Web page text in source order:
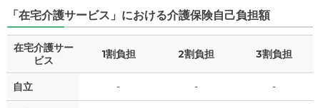
食費 ? 5.7 万円
水道・光熱費 0
?
家賃 5.2 万円
管理費 ? 5.6 万円
食費 ? 5.7
「在宅介護サービス」における介護保険自己負担額
在宅介護サー
ビス
1割負担 2割負担 3割負担
自立 - - -